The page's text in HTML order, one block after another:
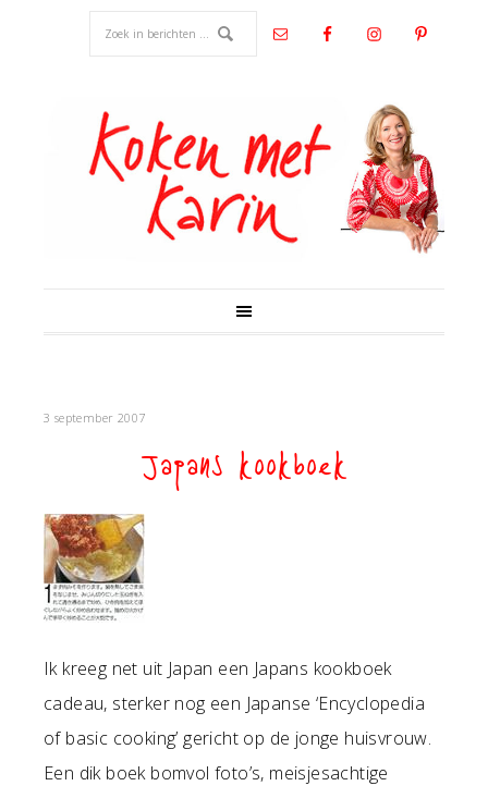
3 september 2007
Japans kookboek
Ik kreeg net uit Japan een Japans kookboek
cadeau, sterker nog een Japanse ‘Encyclopedia
of basic cooking’ gericht op de jonge huisvrouw.
Een dik boek bomvol foto’s, meisjesachtige